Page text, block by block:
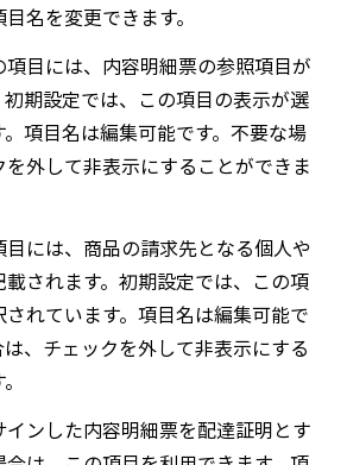
名を変更できます。
項目には、内容明細票の参照項目が
期設定では、この項目の表示が選
項目名は編集可能です。不要な場
外して非表示にすることができま
目には、商品の請求先となる個人や
されます。初期設定では、この項
れています。項目名は編集可能で
、チェックを外して非表示にする
インした内容明細票を配達証明とす